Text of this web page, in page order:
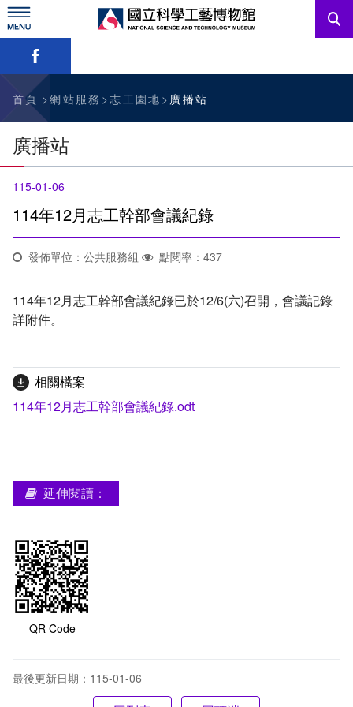
跳
到
主
要
訊息公告
參觀資訊
教育資源
網站服務
關於我們
略過字型切換，社群分享工具列
首頁 網站服務 志工園地 廣播站
廣播站
115-01-06
114年12月志工幹部會議紀錄
發佈單位：公共服務組 點閱率：437
114年12月志工幹部會議紀錄已於12/6(六)召開，會議記錄
詳附件。
相關檔案
114年12月志工幹部會議紀錄.odt
延伸閱讀：
QR Code
最後更新日期：115-01-06